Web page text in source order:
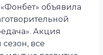
объявила
Акция
все